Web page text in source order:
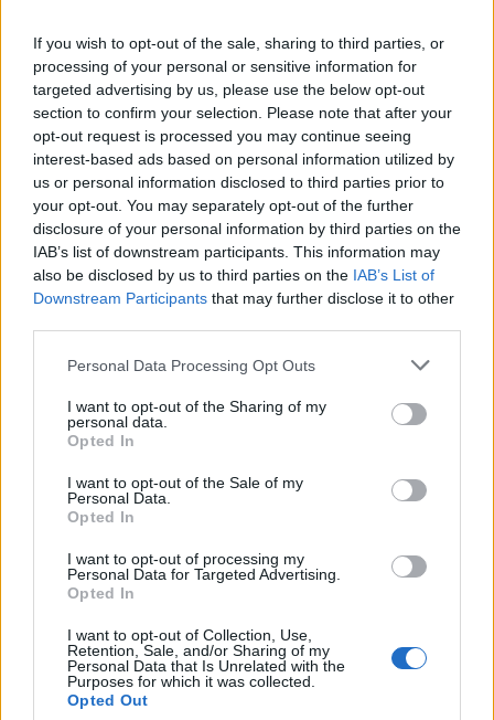
If you wish to opt-out of the sale, sharing to third parties, or
processing of your personal or sensitive information for
targeted advertising by us, please use the below opt-out
section to confirm your selection. Please note that after your
opt-out request is processed you may continue seeing
interest-based ads based on personal information utilized by
us or personal information disclosed to third parties prior to
your opt-out. You may separately opt-out of the further
disclosure of your personal information by third parties on the
IAB’s list of downstream participants. This information may
also be disclosed by us to third parties on the IAB’s List of
Downstream Participants that may further disclose it to other
Please note that this website/app uses one or more Google
not limited to your visit or usage behaviour. You may click to
grant or deny consent to Google and its third-party tags to
use your data for below specified purposes in below Google
consent section.
Personal Data Processing Opt Outs
I want to opt-out of the Sharing of my
personal data.
Opted In
I want to opt-out of the Sale of my
Personal Data.
Opted In
I want to opt-out of processing my
Personal Data for Targeted Advertising.
Opted In
I want to opt-out of Collection, Use,
Retention, Sale, and/or Sharing of my
Personal Data that Is Unrelated with the
Purposes for which it was collected.
Opted Out
Los coches más buscados
Con el objetivo de determinar cuáles son…
AUTOMOVIL
DGT: el 11 de mayo entran en vigor
nuevas velocidades